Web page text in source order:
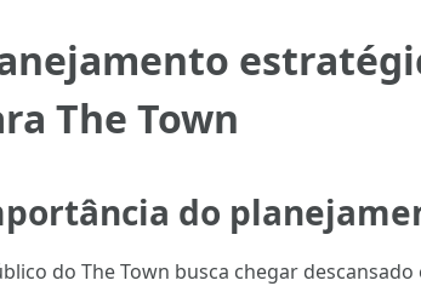
The Town
do
do The Town busca chegar